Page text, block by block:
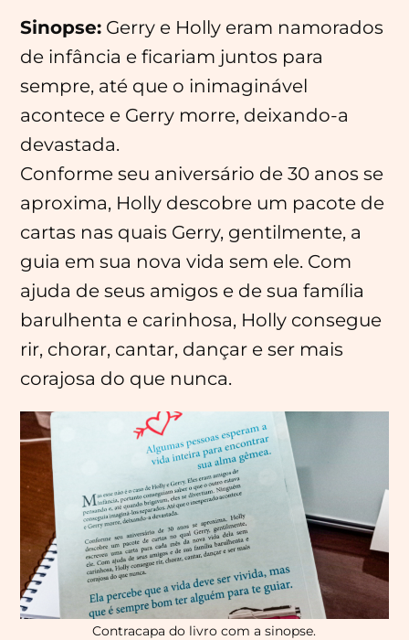
Sinopse: Gerry e Holly eram namorados
de infância e ficariam juntos para
sempre, até que o inimaginável
acontece e Gerry morre, deixando-a
devastada.
Conforme seu aniversário de 30 anos se
aproxima, Holly descobre um pacote de
cartas nas quais Gerry, gentilmente, a
guia em sua nova vida sem ele. Com
ajuda de seus amigos e de sua família
barulhenta e carinhosa, Holly consegue
rir, chorar, cantar, dançar e ser mais
corajosa do que nunca.
Contracapa do livro com a sinopse.